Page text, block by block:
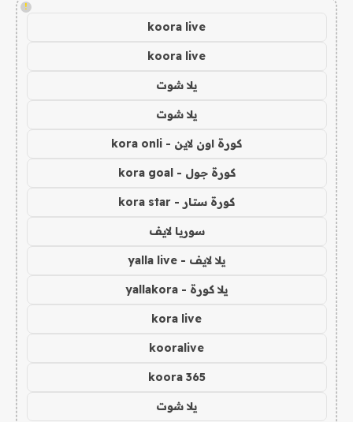
!
koora live
koora live
يلا شوت
يلا شوت
كورة اون لاين - kora onli
كورة جول - kora goal
كورة ستار - kora star
سوريا لايف
يلا لايف - yalla live
يلا كورة - yallakora
kora live
kooralive
koora 365
يلا شوت